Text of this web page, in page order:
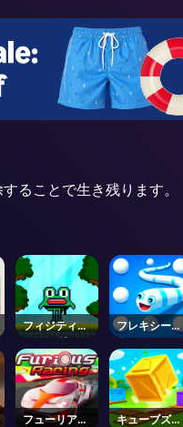
ることで生き残ります。
フィジティー
フロッグ
フレキシース
ネーク
フューリアス
キューブズゴ